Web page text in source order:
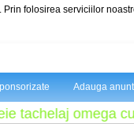
folosirea serviciilor
Adauga anunt
omega cu